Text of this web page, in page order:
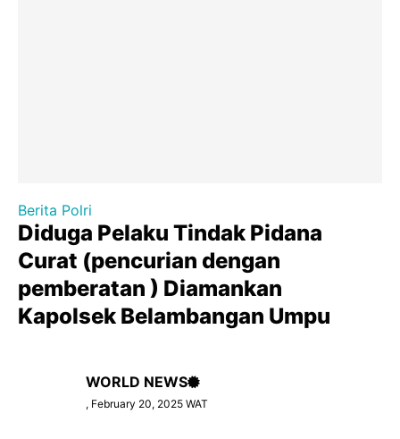
Berita Polri
Diduga Pelaku Tindak Pidana
Curat (pencurian dengan
pemberatan ) Diamankan
Kapolsek Belambangan Umpu
WORLD NEWS
, February 20, 2025 WAT